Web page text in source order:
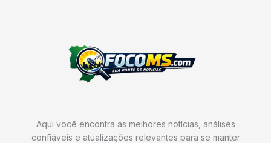
Aqui você encontra as melhores notícias, análises
confiáveis e atualizações relevantes para se manter